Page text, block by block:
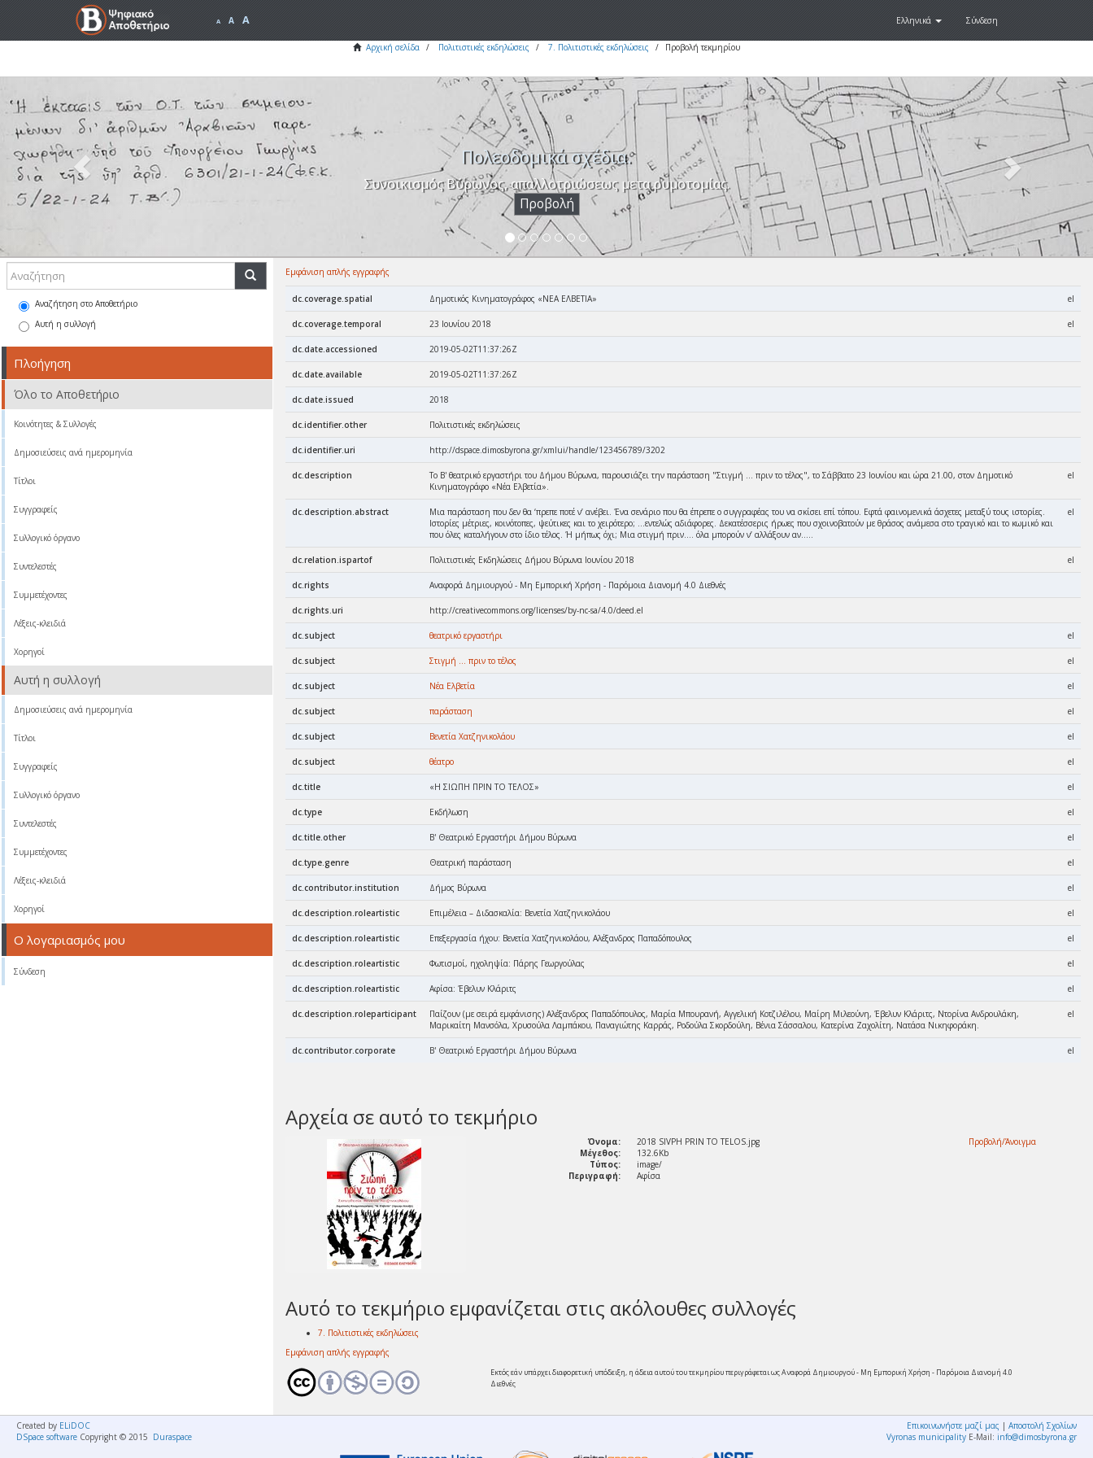
A A A Ελληνικά Σύνδεση
Αρχική σελίδα Πολιτιστικές εκδηλώσεις 7. Πολιτιστικές εκδηλώσεις Προβολή τεκμηρίου
Πολεοδομικά σχέδια.
Συνοικισμός Βύρωνος, απαλλοτριώσεως μετα ρυμοτομίας.
Προβολή
Next
Εμφάνιση απλής εγγραφής
dc.coverage.spatial Δημοτικός Κινηματογράφος «ΝΕΑ ΕΛΒΕΤΙΑ» el
dc.coverage.temporal 23 Ιουνίου 2018 el
dc.date.accessioned 2019-05-02T11:37:26Z
dc.date.available 2019-05-02T11:37:26Z
dc.date.issued 2018
dc.identifier.other Πολιτιστικές εκδηλώσεις
dc.identifier.uri http://dspace.dimosbyrona.gr/xmlui/handle/123456789/3202
dc.description
Το Β' θεατρικό εργαστήρι του Δήμου Βύρωνα, παρουσιάζει την παράσταση "Στιγμή ... πριν το τέλος", το Σάββατο 23 Ιουνίου και ώρα 21.00, στον Δημοτικό
Κινηματογράφο «Νέα Ελβετία».
el
dc.description.abstract
Μια παράσταση που δεν θα ‘πρεπε ποτέ ν’ ανέβει. Ένα σενάριο που θα έπρεπε ο συγγραφέας του να σκίσει επί τόπου. Εφτά φαινομενικά άσχετες μεταξύ τους ιστορίες.
Ιστορίες μέτριες, κοινότοπες, ψεύτικες και το χειρότερο; …εντελώς αδιάφορες. Δεκατέσσερις ήρωες που σχοινοβατούν με θράσος ανάμεσα στο τραγικό και το κωμικό και
που όλες καταλήγουν στο ίδιο τέλος. Ή μήπως όχι; Μια στιγμή πριν…. όλα μπορούν ν’ αλλάξουν αν…..
el
dc.relation.ispartof Πολιτιστικές Εκδηλώσεις Δήμου Βύρωνα Ιουνίου 2018 el
dc.rights Αναφορά Δημιουργού - Μη Εμπορική Χρήση - Παρόμοια Διανομή 4.0 Διεθνές
dc.rights.uri http://creativecommons.org/licenses/by-nc-sa/4.0/deed.el
dc.subject θεατρικό εργαστήρι el
dc.subject Στιγμή ... πριν το τέλος el
dc.subject Νέα Ελβετία el
dc.subject παράσταση el
dc.subject Βενετία Χατζηνικολάου el
dc.subject θέατρο el
dc.title «Η ΣΙΩΠΗ ΠΡΙΝ ΤΟ ΤΕΛΟΣ» el
dc.type Εκδήλωση el
dc.title.other Β' Θεατρικό Εργαστήρι Δήμου Βύρωνα el
dc.type.genre Θεατρική παράσταση el
dc.contributor.institution Δήμος Βύρωνα el
dc.description.roleartistic Επιμέλεια – Διδασκαλία: Βενετία Χατζηνικολάου el
dc.description.roleartistic Επεξεργασία ήχου: Βενετία Χατζηνικολάου, Αλέξανδρος Παπαδόπουλος el
dc.description.roleartistic Φωτισμοί, ηχοληψία: Πάρης Γεωργούλας el
dc.description.roleartistic Αφίσα: Έβελυν Κλάριτς el
dc.description.roleparticipant
Παίζουν (με σειρά εμφάνισης) Αλέξανδρος Παπαδόπουλος, Μαρία Μπουρανή, Αγγελική Κοτζιλέλου, Μαίρη Μιλεούνη, Έβελυν Κλάριτς, Ντορίνα Ανδρουλάκη,
Μαρικαίτη Μανσόλα, Χρυσούλα Λαμπάκου, Παναγιώτης Καρράς, Ροδούλα Σκορδούλη, Βένια Σάσσαλου, Κατερίνα Ζαχολίτη, Νατάσα Νικηφοράκη.
el
dc.contributor.corporate Β' Θεατρικό Εργαστήρι Δήμου Βύρωνα el
Αρχεία σε αυτό το τεκμήριο
Όνομα:
2018 SIVPH PRIN TO TELOS.jpg
Μέγεθος:
132.6Kb
Τύπος:
image/
Περιγραφή:
Αφίσα
Προβολή/Άνοιγμα
Αυτό το τεκμήριο εμφανίζεται στις ακόλουθες συλλογές
7. Πολιτιστικές εκδηλώσεις
Εμφάνιση απλής εγγραφής
Εκτός εάν υπάρχει διαφορετική υπόδειξη, η άδεια αυτού του τεκμηρίου περιγράφεται ως Αναφορά Δημιουργού - Μη Εμπορική Χρήση - Παρόμοια Διανομή 4.0
Διεθνές
Αναζήτηση στο Αποθετήριο
Αυτή η συλλογή
Πλοήγηση
Όλο το Αποθετήριο
Κοινότητες & Συλλογές
Δημοσιεύσεις ανά ημερομηνία
Τίτλοι
Συγγραφείς
Συλλογικό όργανο
Συντελεστές
Συμμετέχοντες
Λέξεις-κλειδιά
Χορηγοί
Αυτή η συλλογή
Δημοσιεύσεις ανά ημερομηνία
Τίτλοι
Συγγραφείς
Συλλογικό όργανο
Συντελεστές
Συμμετέχοντες
Λέξεις-κλειδιά
Χορηγοί
Ο λογαριασμός μου
Σύνδεση
Επικοινωνήστε μαζί μας | Αποστολή Σχολίων
Vyronas municipality E-Mail: info@dimosbyrona.gr
Created by ELiDOC
DSpace software Copyright © 2015 Duraspace